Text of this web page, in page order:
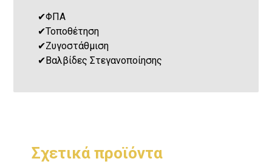
✔ΦΠΑ
✔Τοποθέτηση
✔Ζυγοστάθμιση
✔Βαλβίδες Στεγανοποίησης
Σχετικά προϊόντα